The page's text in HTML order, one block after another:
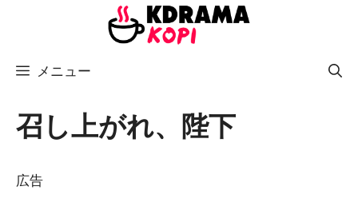
メニュー
召し上がれ、陛下
広告